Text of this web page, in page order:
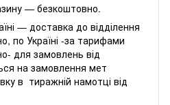
— безкоштовно.
— доставка до відділення
по Україні -за тарифами
для замовлень від
на замовлення мет
в тиражній намотці від